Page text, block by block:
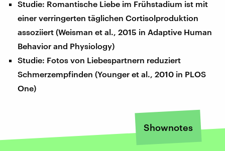
Studie: Romantische Liebe im Frühstadium ist mit
einer verringerten täglichen Cortisolproduktion
assoziiert (Weisman et al., 2015 in Adaptive Human
Behavior and Physiology)
Studie: Fotos von Liebespartnern reduziert
Schmerzempfinden (Younger et al., 2010 in PLOS
One)
Shownotes